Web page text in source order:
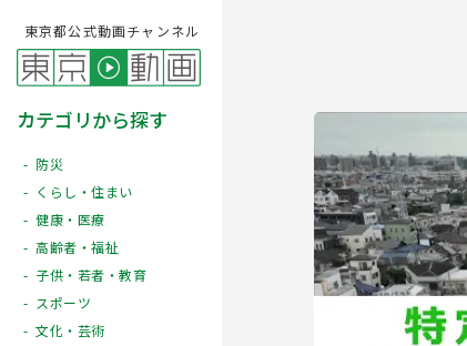
東京都公式動画チャンネル
カテゴリから探す
防災
くらし・住まい
健康・医療
高齢者・福祉
子供・若者・教育
スポーツ
文化・芸術